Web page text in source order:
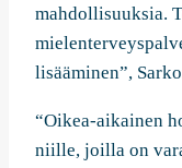
mahdollisuuksia.
lisääminen”,
“Oikea-aikainen
niille, joilla on